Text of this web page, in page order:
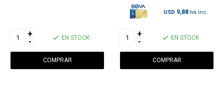
+
- EN STOCK
USD 9,88
+
- EN STOCK